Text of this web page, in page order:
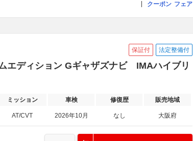
クーポン フェア
保証付 法定整備付
エディション Gギャザズナビ IMAハイブリ
ミッション 車検 修復歴 販売地域
AT/CVT 2026年10月 なし 大阪府